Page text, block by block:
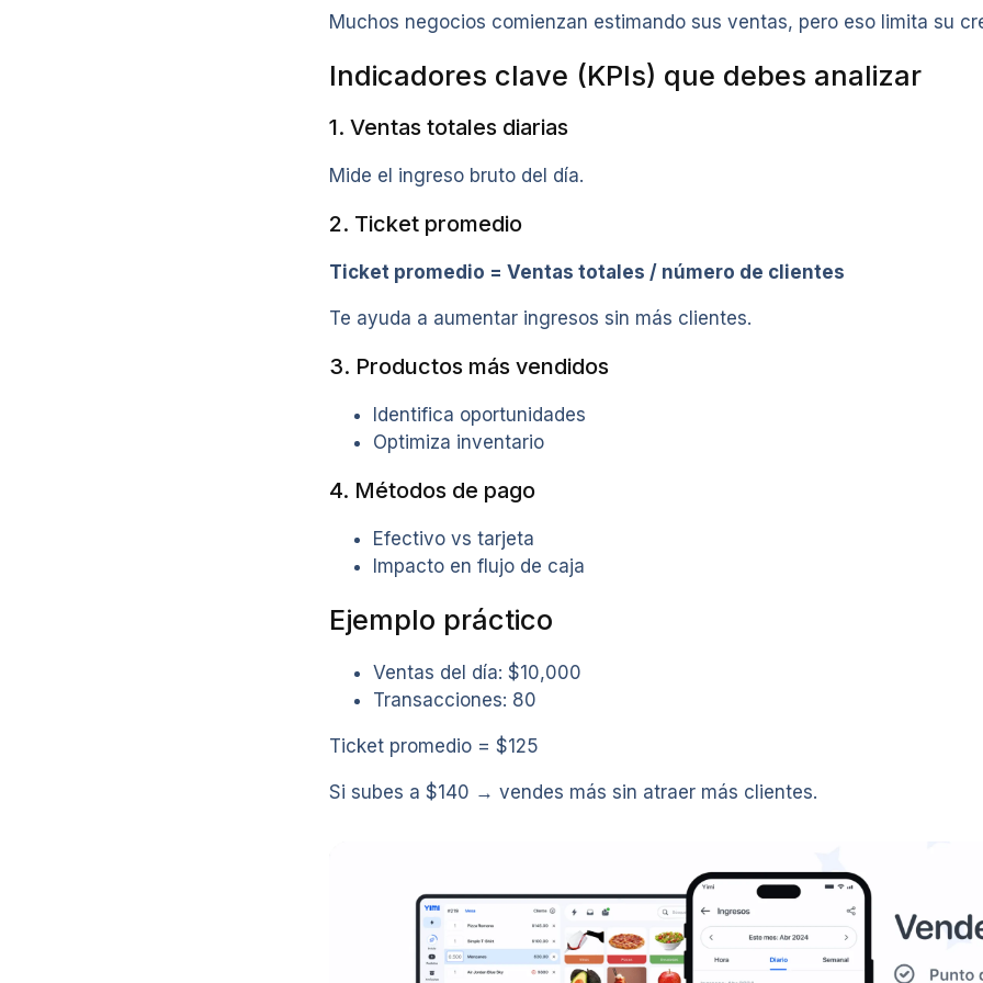
Muchos negocios comienzan estimando sus ventas, pero eso limita su
Indicadores clave (KPIs) que debes analizar
1. Ventas totales diarias
Mide el ingreso bruto del día.
2. Ticket promedio
Ticket promedio = Ventas totales / número de clientes
Te ayuda a aumentar ingresos sin más clientes.
3. Productos más vendidos
Identifica oportunidades
Optimiza inventario
4. Métodos de pago
Efectivo vs tarjeta
Impacto en flujo de caja
Ejemplo práctico
Ventas del día: $10,000
Transacciones: 80
Ticket promedio = $125
Si subes a $140 → vendes más sin atraer más clientes.